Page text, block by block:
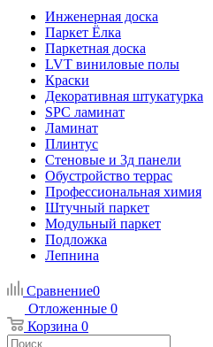
Инженерная доска
Паркет Ёлка
Паркетная доска
LVT виниловые полы
Краски
Декоративная штукатурка
SPC ламинат
Ламинат
Плинтус
Стеновые и 3д панели
Обустройство террас
Профессиональная химия
Штучный паркет
Модульный паркет
Подложка
Лепнина
Сравнение0
Отложенные 0
Корзина 0